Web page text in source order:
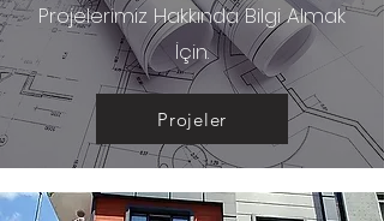
Projelerimiz Hakkında Bilgi Almak
İçin.
Projeler